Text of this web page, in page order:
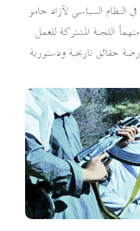
النظام السياسي لآزاد جامو
اللجنة المشتركة للعمل
حقائق تاريخية ودستورية